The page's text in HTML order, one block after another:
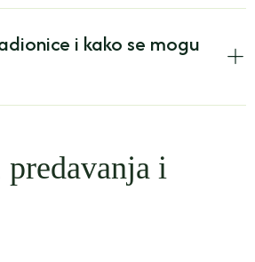
i kako se mogu
i